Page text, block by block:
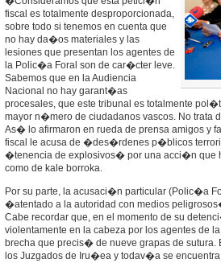
fiscal es totalmente desproporcionada,
sobre todo si tenemos en cuenta que
no hay da�os materiales y las
lesiones que presentan los agentes de
la Polic�a Foral son de car�cter leve.
Sabemos que en la Audiencia
Nacional no hay garant�as
procesales, que este tribunal es totalmente
mayor n�mero de ciudadanos vascos. No trata
As� lo afirmaron en rueda de prensa amigos y
fiscal le acusa de �des�rdenes p�blicos
�tenencia de explosivos� por una acci�n que
como de kale borroka.
Por su parte, la acusaci�n particular (Polic�a
�atentado a la autoridad con medios
Cabe recordar que, en el momento de su
violentamente en la cabeza por los agentes de
brecha que precis� de nueve grapas de
los Juzgados de Iru�ea y todav�a se